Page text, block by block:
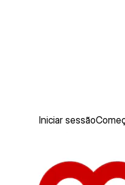
Iniciar sessão